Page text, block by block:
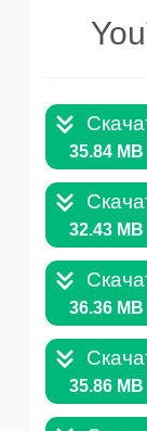
35.84 MB
32.43 MB
36.36 MB
35.86 MB